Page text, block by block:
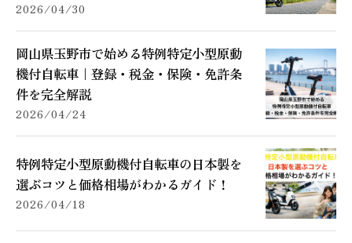
2026/04/30
岡山県玉野市で始める特例特定小型原動
機付自転車｜登録・税金・保険・免許条
件を完全解説
2026/04/24
特例特定小型原動機付自転車の日本製を
選ぶコツと価格相場がわかるガイド！
2026/04/18